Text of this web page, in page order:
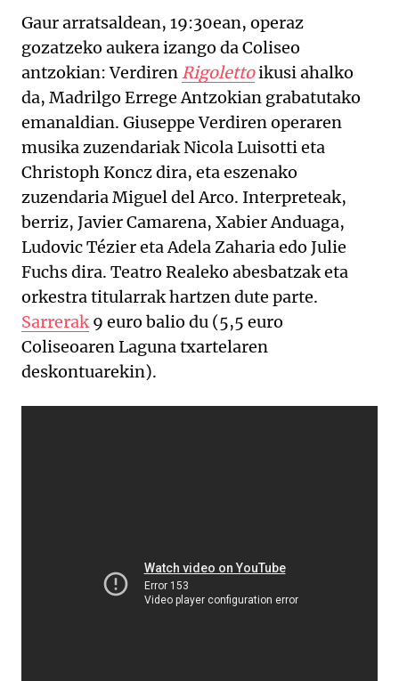
Gaur arratsaldean, 19:30ean, operaz
gozatzeko aukera izango da Coliseo
antzokian: Verdiren Rigolettoikusi ahalko
da, Madrilgo Errege Antzokian grabatutako
emanaldian. Giuseppe Verdiren operaren
musika zuzendariak Nicola Luisotti eta
Christoph Koncz dira, eta eszenako
zuzendaria Miguel del Arco. Interpreteak,
berriz, Javier Camarena, Xabier Anduaga,
Ludovic Tézier eta Adela Zaharia edo Julie
Fuchs dira. Teatro Realeko abesbatzak eta
orkestra titularrak hartzen dute parte.
Sarrerak9 euro balio du (5,5 euro
Coliseoaren Laguna txartelaren
deskontuarekin).